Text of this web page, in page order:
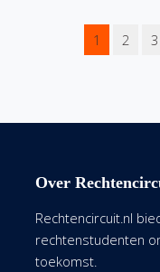
1 2 3
Over
Rechtencircuit.nl
rechtenstudenten
toekomst.